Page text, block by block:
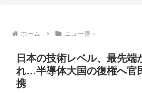
ケンドーコバヤシ 新型コロナ感染で謎
【悲報】ヤニねこ、BPOで問題視され
偶然のホラー。民泊した部屋の壁に、
対戦...
元フジTV渡邉渚「悪いのは全部中居正
ホーム ニュー速＋
日本の技術レベル、最先端
れ…半導体大国の復権へ官
携